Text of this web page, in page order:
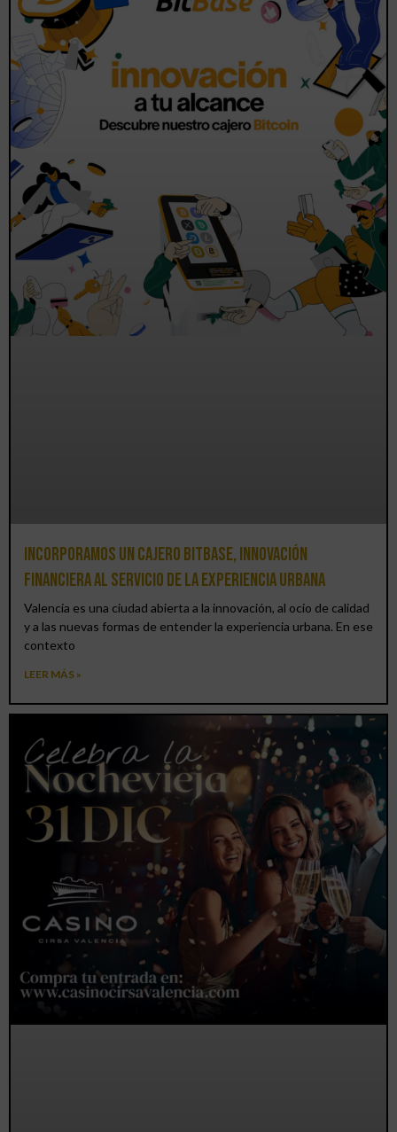
Incorporamos un cajero BitBase, innovación
financiera al servicio de la experiencia urbana
Valencia es una ciudad abierta a la innovación, al ocio de calidad
y a las nuevas formas de entender la experiencia urbana. En ese
contexto
LEER MÁS »